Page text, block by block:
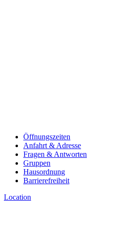
Öffnungszeiten
Anfahrt & Adresse
Fragen & Antworten
Gruppen
Hausordnung
Barrierefreiheit
Location